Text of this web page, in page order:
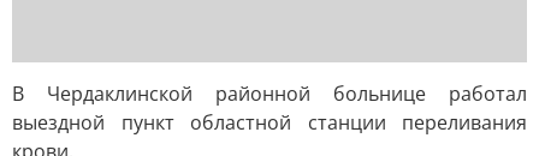
В Чердаклинской районной больнице работал
выездной пункт областной станции переливания